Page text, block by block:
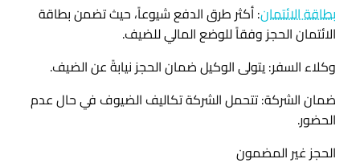
بطاقة الائتمان: أكثر طرق الدفع شيوعاً، حيث تضمن بطاقة
الائتمان الحجز وفقاً للوضع المالي للضيف.
وكلاء السفر: يتولى الوكيل ضمان الحجز نيابةً عن الضيف.
ضمان الشركة: تتحمل الشركة تكاليف الضيوف في حال عدم
الحضور.
الحجز غير المضمون